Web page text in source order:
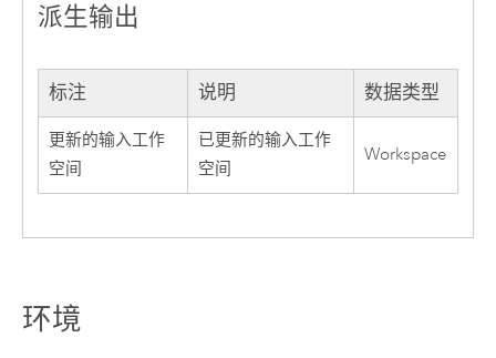
派生输出
标注 说明 数据类型
更新的输入工作
空间
已更新的输入工作
空间
Workspace
环境